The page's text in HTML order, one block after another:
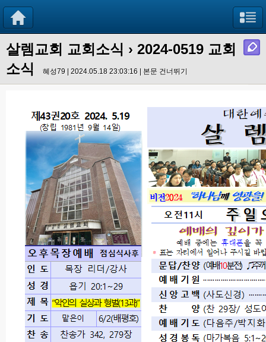
살렘교회 교회소식 › 2024-0519 교회
소식
혜성79 | 2024.05.18 23:03:16 | 본문 건너뛰기